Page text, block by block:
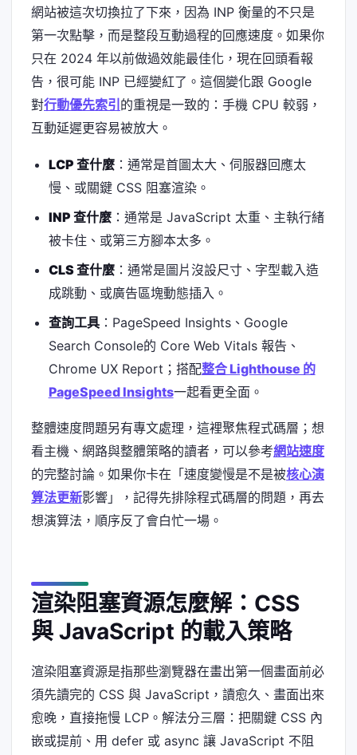
網站被這次切換拉了下來，因為 INP 衡量的不只是
第一次點擊，而是整段互動過程的回應速度。如果你
只在 2024 年以前做過效能最佳化，現在回頭看報
告，很可能 INP 已經變紅了。這個變化跟 Google
對行動優先索引 的重視是一致的：手機 CPU 較弱，
互動延遲更容易被放大。
LCP 查什麼：通常是首圖太大、伺服器回應太
慢、或關鍵 CSS 阻塞渲染。
INP 查什麼：通常是 JavaScript 太重、主執行緒
被卡住、或第三方腳本太多。
CLS 查什麼：通常是圖片沒設尺寸、字型載入造
成跳動、或廣告區塊動態插入。
查詢工具：PageSpeed Insights、Google
Search Console的 Core Web Vitals 報告、
Chrome UX Report；搭配整合 Lighthouse 的
PageSpeed Insights一起看更全面。
整體速度問題另有專文處理，這裡聚焦程式碼層；想
看主機、網路與整體策略的讀者，可以參考網站速度
的完整討論。如果你卡在「速度變慢是不是被核心演
算法更新影響」，記得先排除程式碼層的問題，再去
想演算法，順序反了會白忙一場。
渲染阻塞資源怎麼解：CSS
與 JavaScript 的載入策略
渲染阻塞資源是指那些瀏覽器在畫出第一個畫面前必
須先讀完的 CSS 與 JavaScript，讀愈久、畫面出來
愈晚，直接拖慢 LCP。解法分三層：把關鍵 CSS 內
嵌或提前、用 defer 或 async 讓 JavaScript 不阻